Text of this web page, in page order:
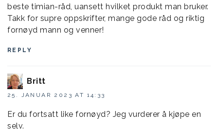
beste timian-råd, uansett hvilket produkt man bruker.
Takk for supre oppskrifter, mange gode råd og riktig
fornøyd mann og venner!
REPLY
Britt
25. JANUAR 2023 AT 14:33
Er du fortsatt like fornøyd? Jeg vurderer å kjøpe en
selv.